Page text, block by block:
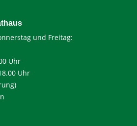
und Freitag:
Uhr
Uhr